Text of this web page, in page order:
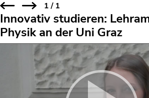
1/1
Innovativ studieren:
Physik an der Uni Graz